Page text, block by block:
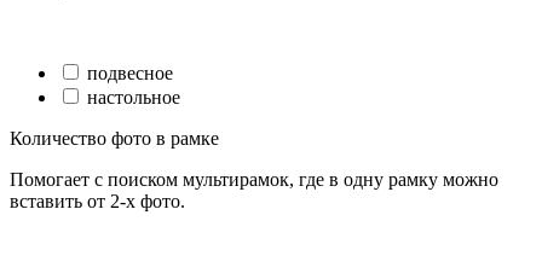
подвесное
настольное
Количество фото в рамке
Помогает с поиском мультирамок, где в одну рамку можно
вставить от 2-х фото.